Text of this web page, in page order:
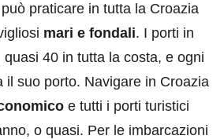
praticare in tutta la Croazia
mari e fondali. I porti in
40 in tutta la costa, e ogni
il suo porto. Navigare in Croazia
e tutti i porti turistici
o quasi. Per le imbarcazioni